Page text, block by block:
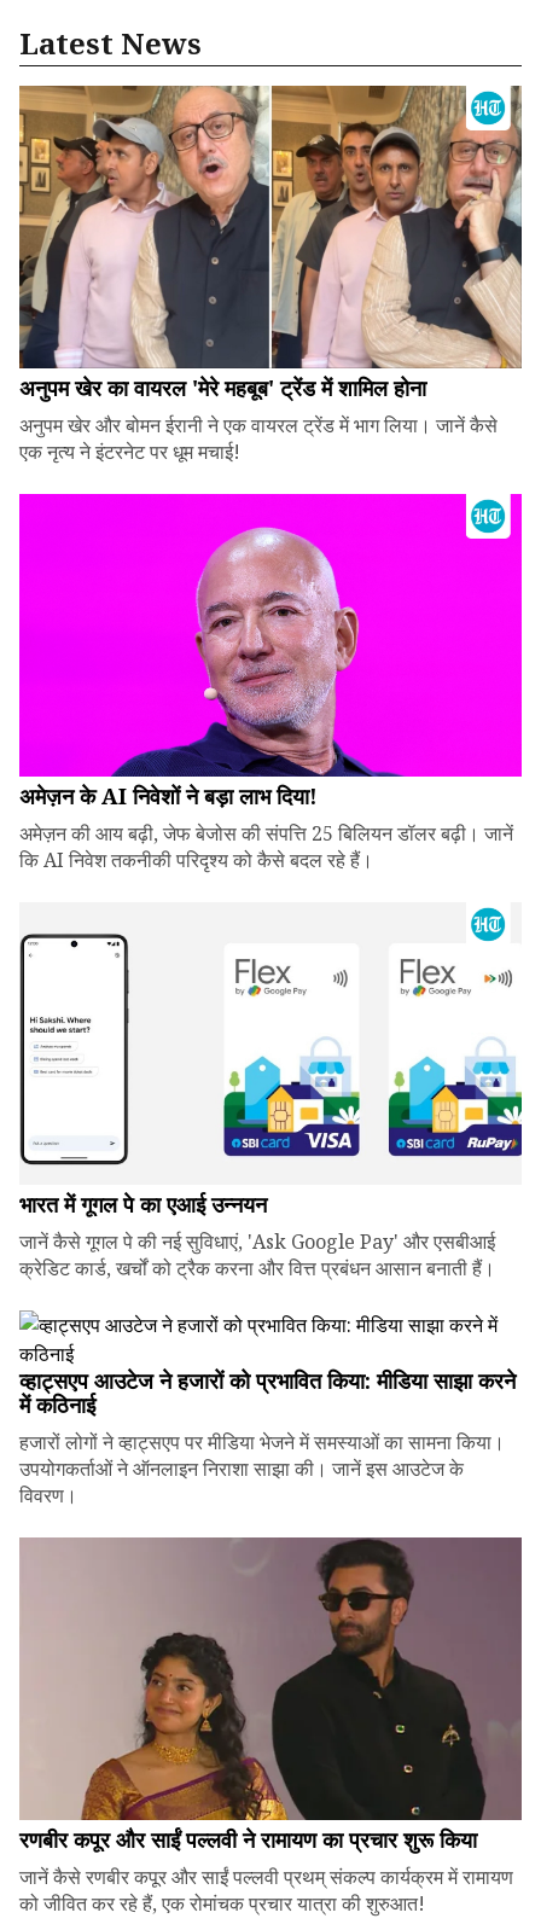
Latest News
अनुपम खेर का वायरल 'मेरे महबूब' ट्रेंड में शामिल होना
अनुपम खेर और बोमन ईरानी ने एक वायरल ट्रेंड में भाग लिया। जानें कैसे
एक नृत्य ने इंटरनेट पर धूम मचाई!
अमेज़न के AI निवेशों ने बड़ा लाभ दिया!
अमेज़न की आय बढ़ी, जेफ बेजोस की संपत्ति 25 बिलियन डॉलर बढ़ी। जानें
कि AI निवेश तकनीकी परिदृश्य को कैसे बदल रहे हैं।
भारत में गूगल पे का एआई उन्नयन
जानें कैसे गूगल पे की नई सुविधाएं, 'Ask Google Pay' और एसबीआई
क्रेडिट कार्ड, खर्चों को ट्रैक करना और वित्त प्रबंधन आसान बनाती हैं।
व्हाट्सएप आउटेज ने हजारों को प्रभावित किया: मीडिया साझा करने
में कठिनाई
हजारों लोगों ने व्हाट्सएप पर मीडिया भेजने में समस्याओं का सामना किया।
उपयोगकर्ताओं ने ऑनलाइन निराशा साझा की। जानें इस आउटेज के
विवरण।
रणबीर कपूर और साईं पल्लवी ने रामायण का प्रचार शुरू किया
जानें कैसे रणबीर कपूर और साईं पल्लवी प्रथम् संकल्प कार्यक्रम में रामायण
को जीवित कर रहे हैं, एक रोमांचक प्रचार यात्रा की शुरुआत!